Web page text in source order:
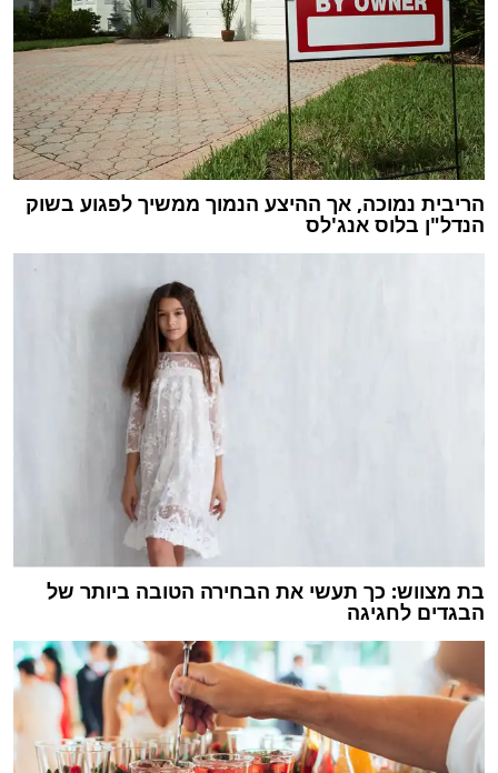
הריבית נמוכה, אך ההיצע הנמוך ממשיך לפגוע בשוק
הנדל"ן בלוס אנג'לס
בת מצווש: כך תעשי את הבחירה הטובה ביותר של
הבגדים לחגיגה